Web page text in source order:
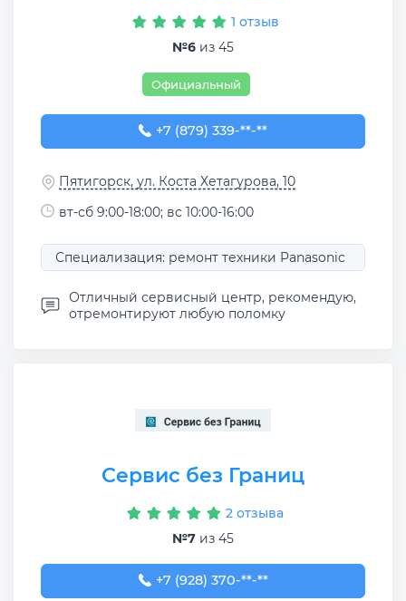
1 отзыв
№6 из 45
Официальный
+7 (879) 339-10-80
+7 (879) 339-**-**
Пятигорск, ул. Коста Хетагурова, 10
вт-сб 9:00-18:00; вс 10:00-16:00
Специализация: ремонт техники Panasonic
Отличный сервисный центр, рекомендую,
отремонтируют любую поломку
Сервис без Границ
2 отзыва
№7 из 45
+7 (928) 370-63-40
+7 (928) 370-**-**